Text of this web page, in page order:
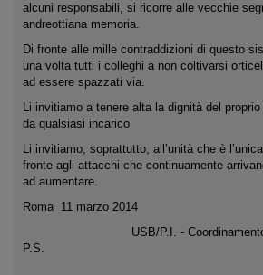
alcuni responsabili, si ricorre alle vecchie
andreottiana memoria.
Di fronte alle mille contraddizioni di questo
una volta tutti i colleghi a non coltivarsi
ad essere spazzati via.
Li invitiamo a tenere alta la dignità del
da qualsiasi incarico
Li invitiamo, soprattutto, all’unità che è
fronte agli attacchi che continuamente
ad aumentare.
Roma 11 marzo 2014
USB/P.I. - Coordinamento
P.S.